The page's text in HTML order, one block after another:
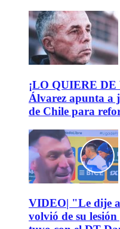
¡LO QUIERE
Álvarez apunta a
de Chile para
VIDEO| "Le dije
volvió de su